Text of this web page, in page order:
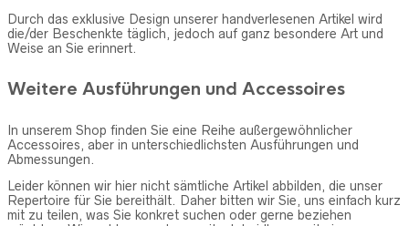
Durch das exklusive Design unserer handverlesenen Artikel wird
die/der Beschenkte täglich, jedoch auf ganz besondere Art und
Weise an Sie erinnert.
Weitere Ausführungen und Accessoires
In unserem Shop finden Sie eine Reihe außergewöhnlicher
Accessoires, aber in unterschiedlichsten Ausführungen und
Abmessungen.
Leider können wir hier nicht sämtliche Artikel abbilden, die unser
Repertoire für Sie bereithält. Daher bitten wir Sie, uns einfach kurz
mit zu teilen, was Sie konkret suchen oder gerne beziehen